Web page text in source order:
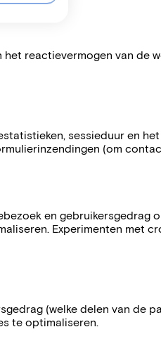
reactievermogen van de
sessieduur en
(om
en gebruikersgedrag
Experimenten met
(welke delen van de
te optimaliseren.